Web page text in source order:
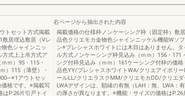
トセット方式掲載
居埋込敷居（Vレ
色シャインニッ
方式上上吊方式ア
ｍ）95・115・
）115（薄壁）・
アウトセッ
価格です。※掲載写
P.26片引戸トイ
右ページから抽出された内容
掲載価格の仕様枠ノンケーシング枠（固定枠）敷
品色クリエモカ金物色シャインニッケル機能Wソ
ン※プレシャスホワイトには木目はありません。タ
ル方式ノンケーシング枠見込み（ｍｍ）156・171
ング付枠見込み（ｍｍ）161ケーシング付枠の価格
品色YY/プレシャスホワイトWA/クリエアイボリ
ールLL/クリエラスクMM/クリエモカDD/クリエダ
LWAデザインは、額縁の有無（LAH：無、LWA：
の厚さが異なります。※機能・サイズの価格はP.26